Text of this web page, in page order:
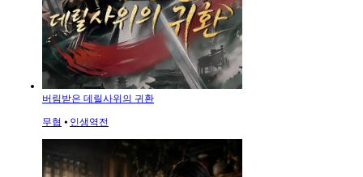
버림받은 데릴사위의 귀환
무협 ⦁ 인생역전